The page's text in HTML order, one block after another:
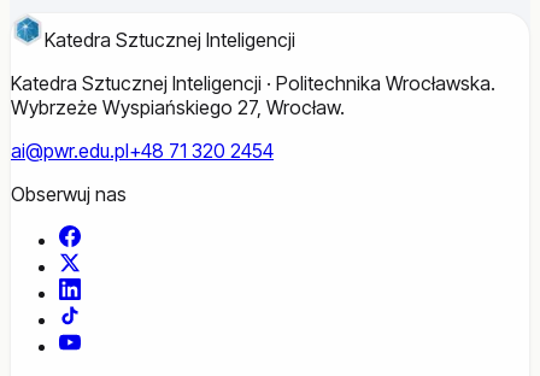
Katedra Sztucznej Inteligencji
Katedra Sztucznej Inteligencji · Politechnika Wrocławska.
Wybrzeże Wyspiańskiego 27, Wrocław.
ai@pwr.edu.pl+48 71 320 2454
Obserwuj nas
Facebook
YouTube